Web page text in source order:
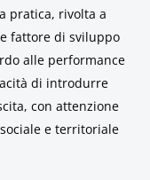
pratica, rivolta a
fattore di sviluppo
alle performance
di introdurre
con attenzione
e territoriale